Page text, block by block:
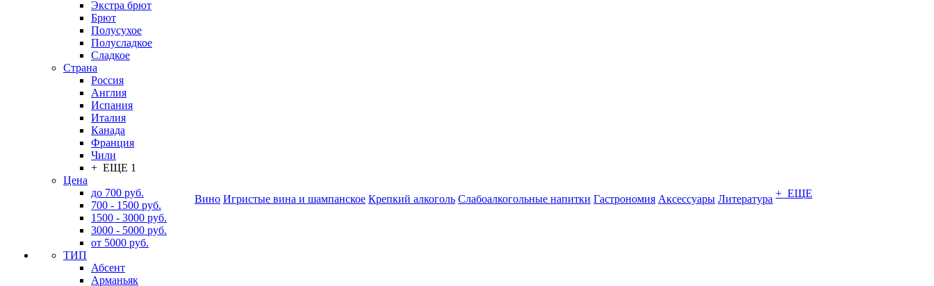
Экстра брют
Брют
Полусухое
Полусладкое
Сладкое
Страна
Россия
Англия
Испания
Италия
Канада
Франция
Чили
+ ЕЩЕ 1
Цена
до 700 руб.
700 - 1500 руб.
1500 - 3000 руб.
3000 - 5000 руб.
от 5000 руб.
ТИП
Абсент
Арманьяк
Вино Игристые вина и шампанское Крепкий алкоголь Слабоалкогольные напитки Гастрономия Аксессуары Литература + ЕЩЕ